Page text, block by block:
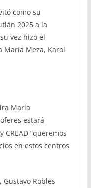
como su
2025 a la
vez hizo el
María Meza, Karol
María
estará
“queremos
en estos centros
Robles